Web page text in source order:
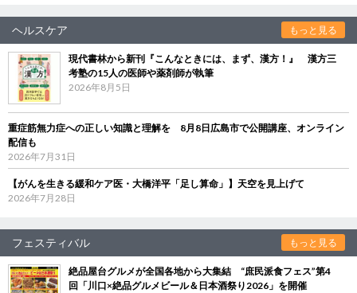
ヘルスケア もっと見る
現代書林から新刊『こんなときには、まず、漢方！』 漢方三
考塾の15人の医師や薬剤師が執筆
2026年8月5日
重症筋無力症への正しい知識と理解を 8月8日広島市で公開講座、オンライン
配信も
2026年7月31日
【がんを生きる緩和ケア医・大橋洋平「足し算命」】天空を見上げて
2026年7月28日
フェスティバル もっと見る
絶品屋台グルメが全国各地から大集結 “庶民派食フェス”第4
回「川口×絶品グルメビール＆日本酒祭り2026」を開催